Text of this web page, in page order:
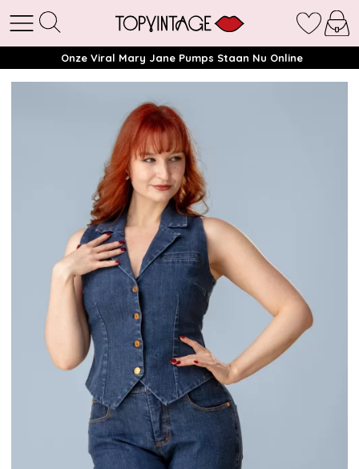
Onze Viral Mary Jane Pumps Staan Nu Online